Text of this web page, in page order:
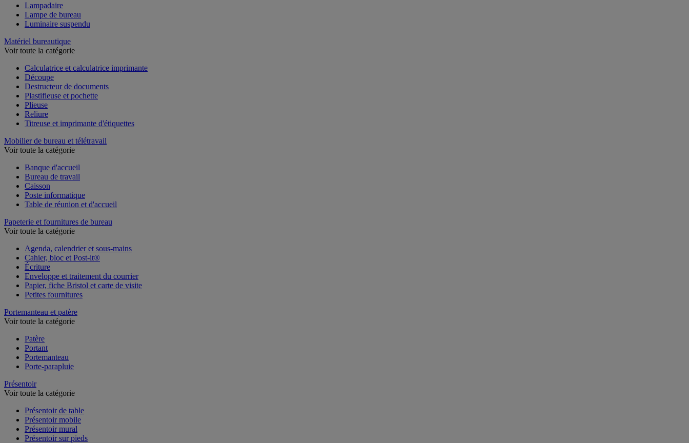
Lampadaire
Lampe de bureau
Luminaire suspendu
Matériel bureautique
Voir toute la catégorie
Calculatrice et calculatrice imprimante
Découpe
Destructeur de documents
Plastifieuse et pochette
Plieuse
Reliure
Titreuse et imprimante d'étiquettes
Mobilier de bureau et télétravail
Voir toute la catégorie
Banque d'accueil
Bureau de travail
Caisson
Poste informatique
Table de réunion et d'accueil
Papeterie et fournitures de bureau
Voir toute la catégorie
Agenda, calendrier et sous-mains
Cahier, bloc et Post-it®
Écriture
Enveloppe et traitement du courrier
Papier, fiche Bristol et carte de visite
Petites fournitures
Portemanteau et patère
Voir toute la catégorie
Patère
Portant
Portemanteau
Porte-parapluie
Présentoir
Voir toute la catégorie
Présentoir de table
Présentoir mobile
Présentoir mural
Présentoir sur pieds